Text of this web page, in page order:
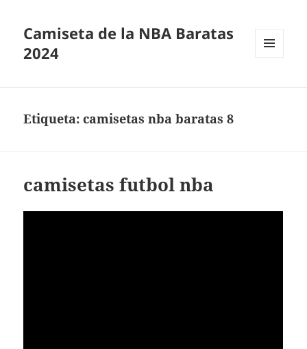
Camiseta de la NBA Baratas
2024
Etiqueta:camisetas nba baratas 8
camisetas futbol nba